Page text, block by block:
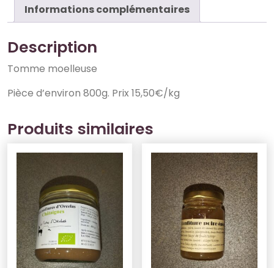
Informations complémentaires
Description
Tomme moelleuse
Pièce d’environ 800g. Prix 15,50€/kg
Produits similaires